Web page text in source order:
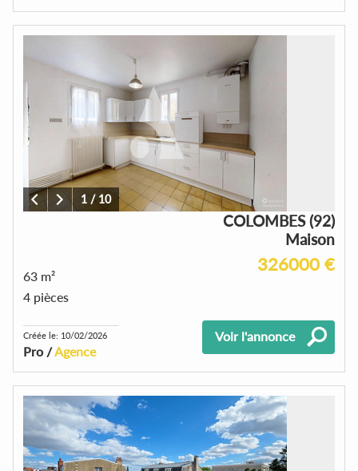
1 / 10
COLOMBES (92)
Maison
326000 €
63 m²
4 pièces
Créée le: 10/02/2026
Pro /Agence
Voir l'annonce